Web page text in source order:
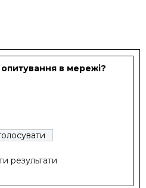
в мережі?
результати